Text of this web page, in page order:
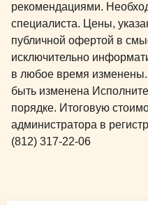
рекомендациями.
специалиста. Цены,
публичной офертой в
исключительно
в любое время изменены.
быть изменена
порядке. Итоговую
администратора в
(812) 317-22-06